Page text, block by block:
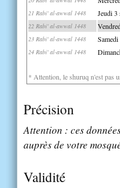
21 Rabi' al-awwal 1448 Jeudi 3
22 Rabi' al-awwal 1448
23 Rabi' al-awwal 1448 Samedi
24 Rabi' al-awwal 1448
* Attention, le shuruq n'est pas
Précision
Attention : ces
auprès de votre
Validité